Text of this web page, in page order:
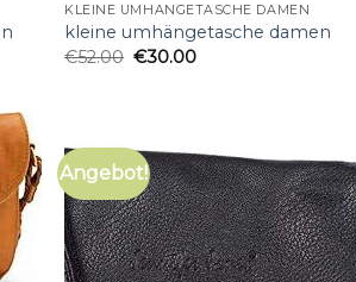
KLEINE UMHÄNGETASCHE DAMEN
kleine umhängetasche damen
€52.00 €30.00
Angebot!